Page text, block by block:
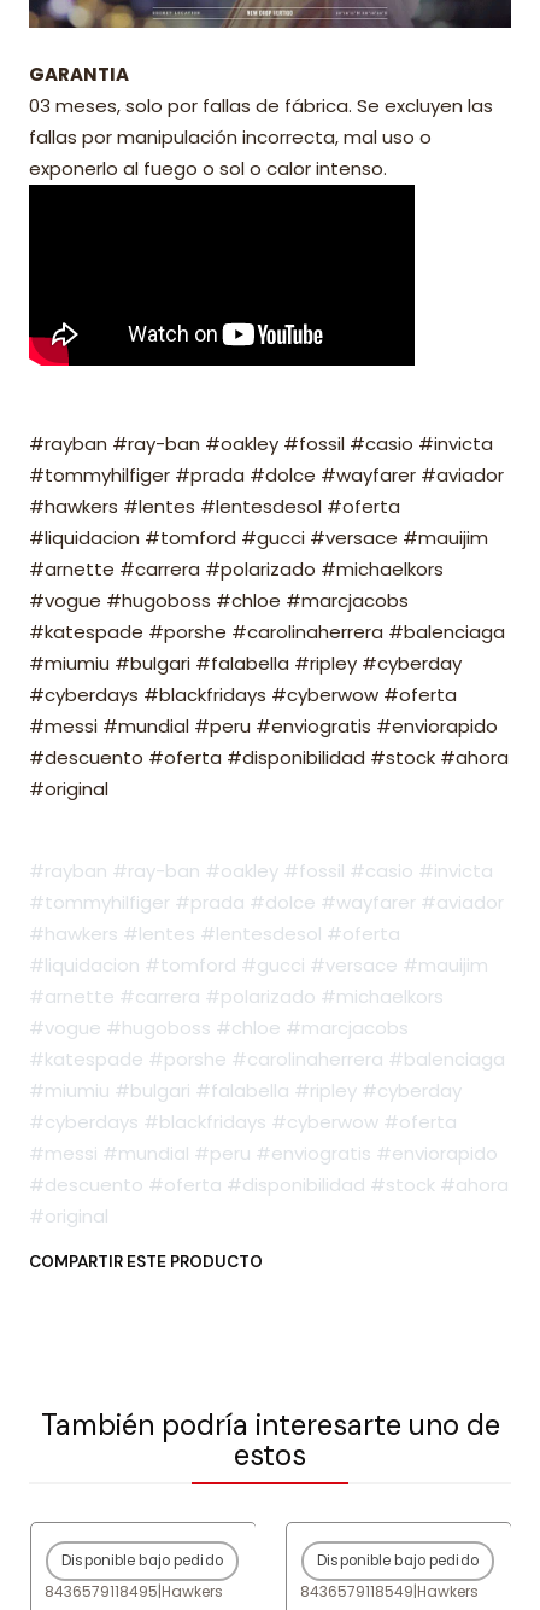
GARANTIA
03 meses, solo por fallas de fábrica. Se excluyen las
fallas por manipulación incorrecta, mal uso o
exponerlo al fuego o sol o calor intenso.
#rayban #ray-ban #oakley #fossil #casio #invicta
#tommyhilfiger #prada #dolce #wayfarer #aviador
#hawkers #lentes #lentesdesol #oferta
#liquidacion #tomford #gucci #versace #mauijim
#arnette #carrera #polarizado #michaelkors
#vogue #hugoboss #chloe #marcjacobs
#katespade #porshe #carolinaherrera #balenciaga
#miumiu #bulgari #falabella #ripley #cyberday
#cyberdays #blackfridays #cyberwow #oferta
#messi #mundial #peru #enviogratis #enviorapido
#descuento #oferta #disponibilidad #stock #ahora
#original
#rayban #ray-ban #oakley #fossil #casio #invicta
#tommyhilfiger #prada #dolce #wayfarer #aviador
#hawkers #lentes #lentesdesol #oferta
#liquidacion #tomford #gucci #versace #mauijim
#arnette #carrera #polarizado #michaelkors
#vogue #hugoboss #chloe #marcjacobs
#katespade #porshe #carolinaherrera #balenciaga
#miumiu #bulgari #falabella #ripley #cyberday
#cyberdays #blackfridays #cyberwow #oferta
#messi #mundial #peru #enviogratis #enviorapido
#descuento #oferta #disponibilidad #stock #ahora
#original
COMPARTIR ESTE PRODUCTO
También podría interesarte uno de
estos
-80%OFF
Agotado
Disponible bajo pedido
8436579118495|Hawkers
-80%OFF
Agotado
Disponible bajo pedido
8436579118549|Hawkers